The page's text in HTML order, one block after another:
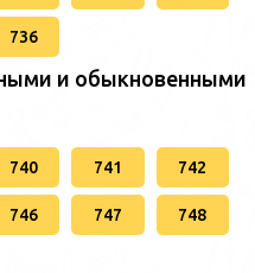
736
и обыкновенными
740 741 742
746 747 748